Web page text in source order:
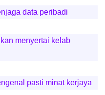
data peribadi
menyertai kelab
pasti minat kerjaya